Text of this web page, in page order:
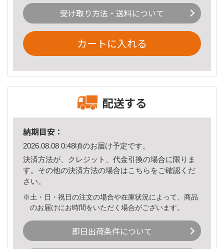
受け取り方法・送料について
カートに入れる
配送する
納期目安：
2026.08.08 0:48頃のお届け予定です。
決済方法が、クレジット、代金引換の場合に限りま
す。その他の決済方法の場合はこちら をご確認くだ
さい。
※土・日・祝日の注文の場合や在庫状況によって、商品
のお届けにお時間をいただく場合がございます。
即日出荷条件について